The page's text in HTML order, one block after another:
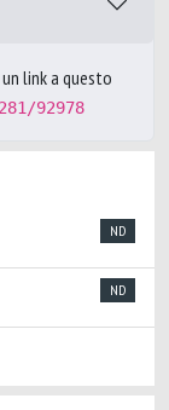
link a questo
92978
ND
ND